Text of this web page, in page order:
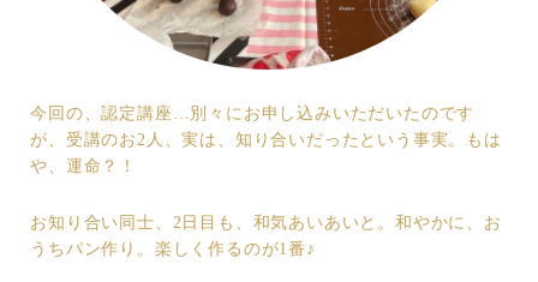
今回の、認定講座…別々にお申し込みいただいたのです
が、受講のお2人、実は、知り合いだったという事実。もは
や、運命？！
お知り合い同士、2日目も、和気あいあいと。和やかに、お
うちパン作り。楽しく作るのが1番♪